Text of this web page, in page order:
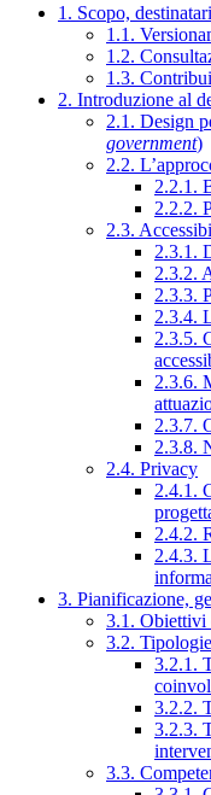
1. Scopo,
1.1.
1.2.
1.3.
2. Introduzione al
2.1. Design
government)
2.2.
2.2.1.
2.2.2.
2.3.
2.3.1.
2.3.2.
2.3.3.
2.3.4.
2.3.5.
2.3.6.
2.3.7.
2.3.8.
2.4. Privacy
2.4.1.
2.4.2.
2.4.3.
3. Pianificazione,
3.1. Obiettivi
3.2.
3.2.1.
3.2.2.
3.2.3.
3.3.